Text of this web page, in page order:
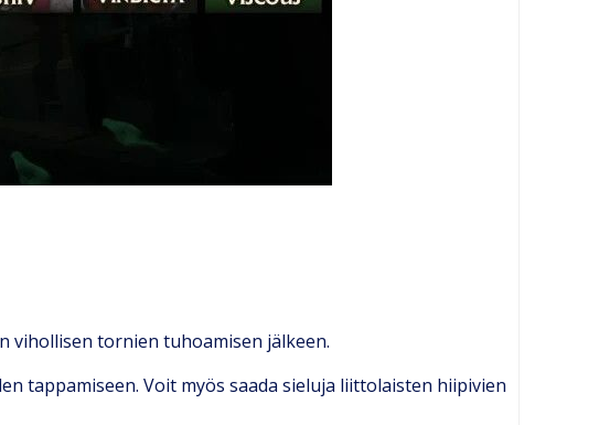
vihollisen tornien tuhoamisen jälkeen.
tappamiseen. Voit myös saada sieluja liittolaisten hiipivien